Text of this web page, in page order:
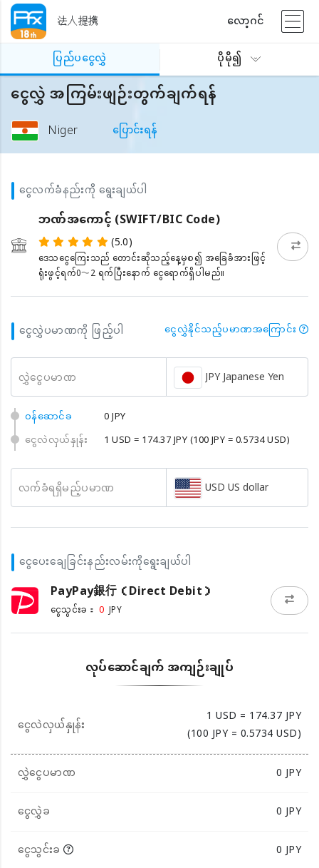
法人提携
လော့ဂင်
ပြည်ပငွေလွှဲ
ပိုမို၍
ငွေလွှဲ အကြမ်းဖျဉ်းတွက်ချက်ရန်
Niger ပြောင်းရန်
ငွေလက်ခံနည်းကို ရွေးချယ်ပါ
ဘဏ်အကောင့် (SWIFT/BIC Code)
(5.0)
ဒေသငွေကြေးသည် တောင်းဆိုသည့်နေ့မှစ၍ အခြေခံအားဖြင့်
ရုံးဖွင့်ရက်0〜2 ရက်ပြီးနောက် ငွေရောက်ရှိပါမည်။
ငွေလွှဲပမာဏကို ဖြည့်ပါ ငွေလွှဲနိုင်သည့်ပမာဏအကြောင်း
လွှဲငွေပမာဏ JPY Japanese Yen
၀န်ဆောင်ခ
0 JPY
ငွေလဲလှယ်နှုန်း
1 USD = 174.37 JPY(100 JPY = 0.5734 USD)
လက်ခံရရှိမည့်ပမာဏ USD US dollar
ငွေပေးချေခြင်းနည်းလမ်းကိုရွေးချယ်ပါ
PayPay銀行（Direct Debit）
ငွေသွင်းခ： 0 JPY
လုပ်ဆောင်ချက် အကျဉ်းချုပ်
ငွေလဲလှယ်နှုန်း
1 USD = 174.37 JPY
(100 JPY = 0.5734 USD)
လွှဲငွေပမာဏ
0JPY
ငွေလွှဲခ
0 JPY
ငွေသွင်းခ
0 JPY